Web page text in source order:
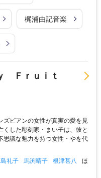
梶浦由記音楽
Ｆｒｕｉｔ
ズビアンの女性が真実の愛を見
した彫刻家・まい子は、彼と
思議な魅力を持つ女性・やを代
礼子 馬渕晴子 根津甚八
ほ